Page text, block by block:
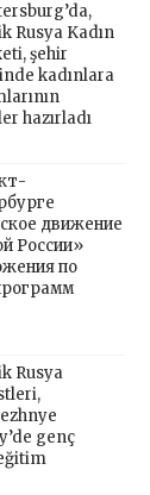
Rusya Kadın
şehir
kadınlara
hazırladı
движение
России»
по
Rusya
genç